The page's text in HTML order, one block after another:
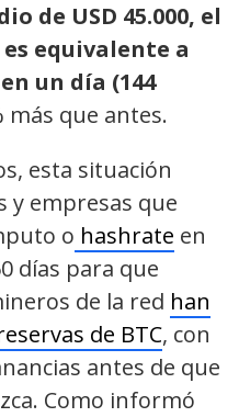
de USD 45.000, el
equivalente a
un día (144
más que antes.
esta situación
y empresas que
o hashrate en
días para que
de la red han
de BTC, con
antes de que
Como informó